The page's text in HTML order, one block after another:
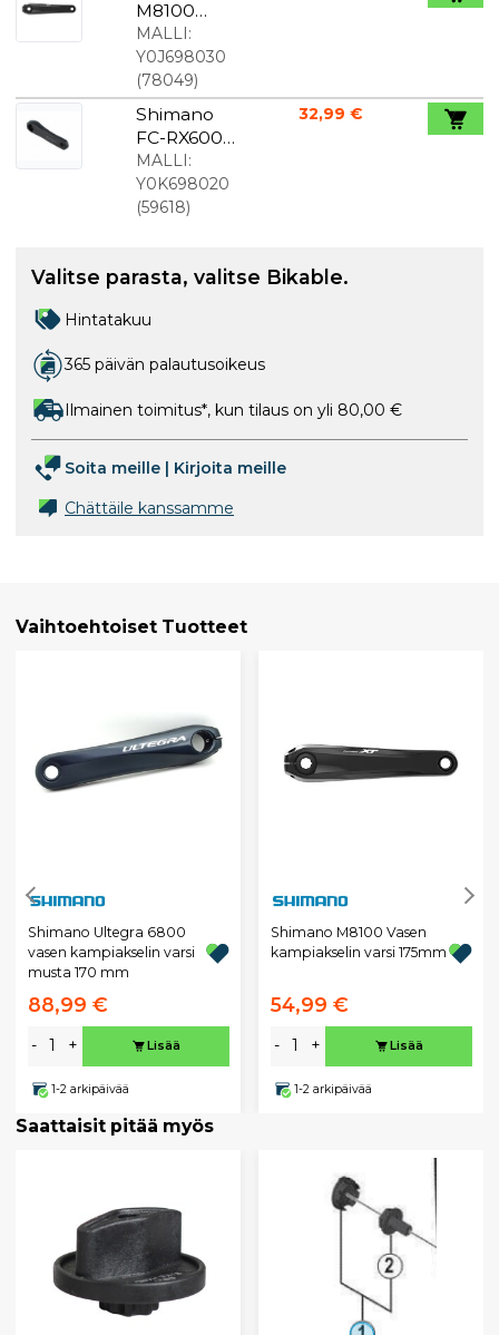
M8100
Vasen
kampiakseli
n varsi
175mm
MALLI:
Y0J698030
(78049)
Shimano
FC-RX600
GRX vasen
kampi 170
MALLI:
Y0K698020
(59618)
32,99 €
Valitse parasta, valitse Bikable.
Hintatakuu
365 päivän palautusoikeus
Ilmainen toimitus*, kun tilaus on yli 80,00 €
Soita meille | Kirjoita meille
Chättäile kanssamme
Vaihtoehtoiset Tuotteet
Shimano Ultegra 6800
vasen kampiakselin varsi
musta 170 mm
88,99 €
- + Lisää
1-2 arkipäivää
Shimano M8100 Vasen
kampiakselin varsi 175mm
54,99 €
- + Lisää
1-2 arkipäivää
Saattaisit pitää myös